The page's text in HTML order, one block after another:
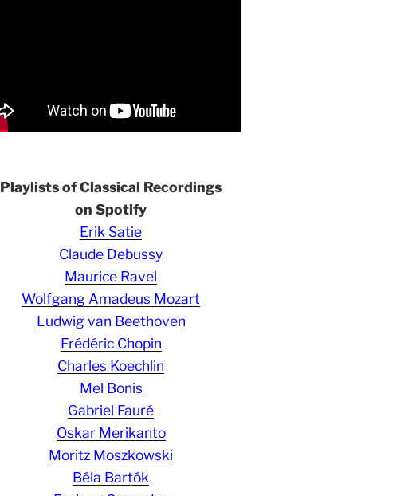
Playlists of Classical Recordings
on Spotify
Erik Satie
Claude Debussy
Maurice Ravel
Wolfgang Amadeus Mozart
Ludwig van Beethoven
Frédéric Chopin
Charles Koechlin
Mel Bonis
Gabriel Fauré
Oskar Merikanto
Moritz Moszkowski
Béla Bartók